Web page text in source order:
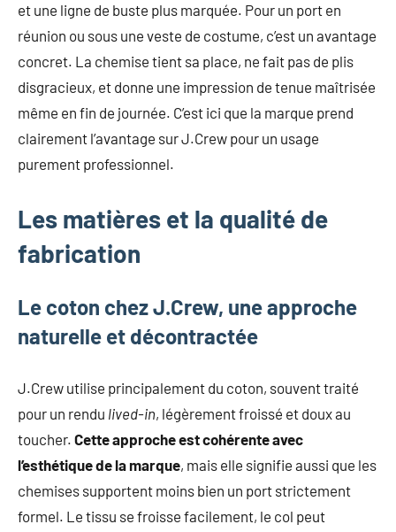
et une ligne de buste plus marquée. Pour un port en
réunion ou sous une veste de costume, c’est un avantage
concret. La chemise tient sa place, ne fait pas de plis
disgracieux, et donne une impression de tenue maîtrisée
même en fin de journée. C’est ici que la marque prend
clairement l’avantage sur J.Crew pour un usage
purement professionnel.
Les matières et la qualité de
fabrication
Le coton chez J.Crew, une approche
naturelle et décontractée
J.Crew utilise principalement du coton, souvent traité
pour un rendu lived-in, légèrement froissé et doux au
toucher. Cette approche est cohérente avec
l’esthétique de la marque, mais elle signifie aussi que les
chemises supportent moins bien un port strictement
formel. Le tissu se froisse facilement, le col peut